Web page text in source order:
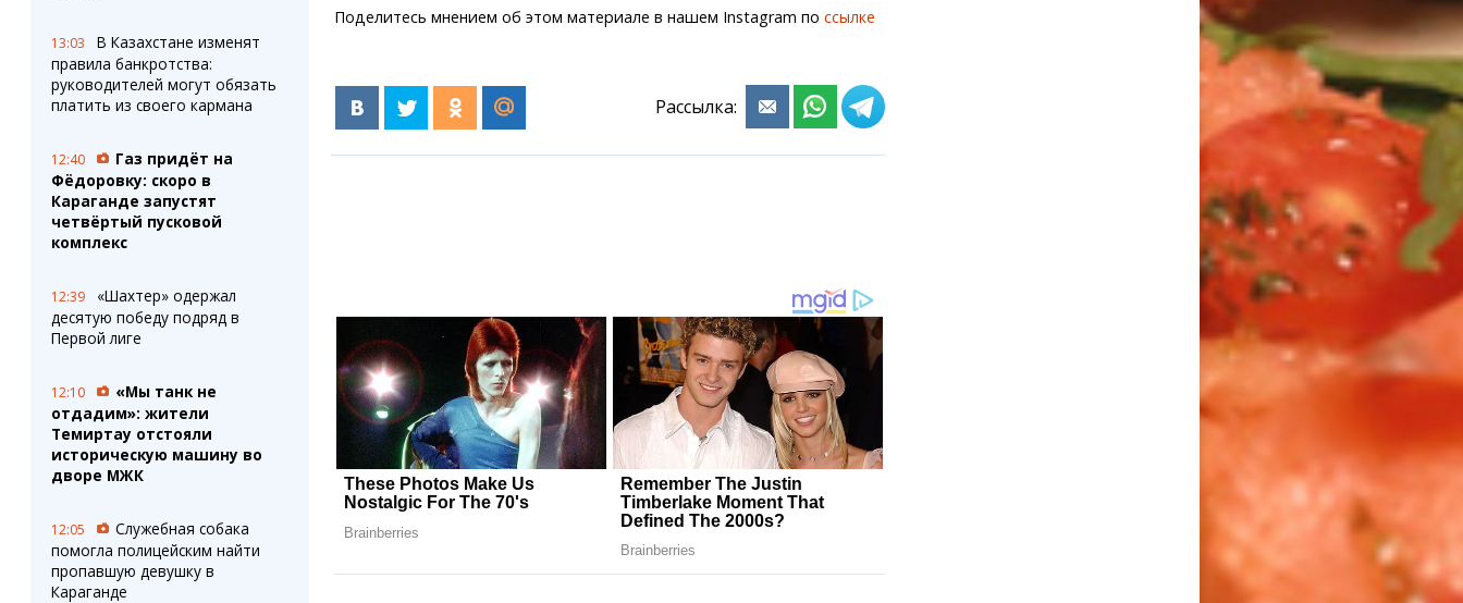
13:03
В Казахстане изменят
правила банкротства:
руководителей могут обязать
платить из своего кармана
12:40
Газ придёт на
Фёдоровку: скоро в
Караганде запустят
четвёртый пусковой
комплекс
12:39
«Шахтер» одержал
десятую победу подряд в
Первой лиге
12:10
«Мы танк не
отдадим»: жители
Темиртау отстояли
историческую машину во
дворе МЖК
12:05
Служебная собака
помогла полицейским найти
пропавшую девушку в
Караганде
Поделитесь мнением об этом материале в нашем Instagram по ссылке
Рассылка: